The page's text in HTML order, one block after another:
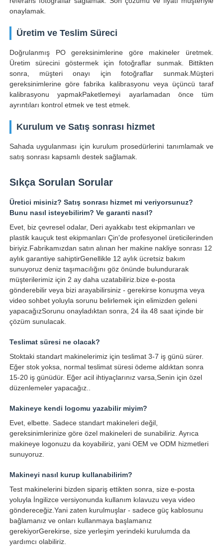
onaylamak.
Üretim ve Teslim Süreci
Doğrulanmış PO gereksinimlerine göre makineler üretmek.
Üretim sürecini göstermek için fotoğraflar sunmak. Bittikten
sonra, müşteri onayı için fotoğraflar sunmak.Müşteri
gereksinimlerine göre fabrika kalibrasyonu veya üçüncü taraf
kalibrasyonu yapmakPaketlemeyi ayarlamadan önce tüm
ayrıntıları kontrol etmek ve test etmek.
Kurulum ve Satış sonrası hizmet
Sahada uygulanması için kurulum prosedürlerini tanımlamak ve
satış sonrası kapsamlı destek sağlamak.
Sıkça Sorulan Sorular
Üretici misiniz? Satış sonrası hizmet mi veriyorsunuz?
Bunu nasıl isteyebilirim? Ve garanti nasıl?
Evet, biz çevresel odalar, Deri ayakkabı test ekipmanları ve
plastik kauçuk test ekipmanları Çin'de profesyonel üreticilerinden
biriyiz.Fabrikamızdan satın alınan her makine nakliye sonrası 12
aylık garantiye sahiptirGenellikle 12 aylık ücretsiz bakım
sunuyoruz deniz taşımacılığını göz önünde bulundurarak
müşterilerimiz için 2 ay daha uzatabiliriz.bize e-posta
gönderebilir veya bizi arayabilirsiniz - gerekirse konuşma veya
video sohbet yoluyla sorunu belirlemek için elimizden geleni
yapacağızSorunu onayladıktan sonra, 24 ila 48 saat içinde bir
çözüm sunulacak.
Teslimat süresi ne olacak?
Stoktaki standart makinelerimiz için teslimat 3-7 iş günü sürer.
Eğer stok yoksa, normal teslimat süresi ödeme aldıktan sonra
15-20 iş günüdür. Eğer acil ihtiyaçlarınız varsa,Senin için özel
düzenlemeler yapacağız..
Makineye kendi logomu yazabilir miyim?
Evet, elbette. Sadece standart makineleri değil,
gereksinimlerinize göre özel makineleri de sunabiliriz. Ayrıca
makineye logonuzu da koyabiliriz, yani OEM ve ODM hizmetleri
sunuyoruz.
Makineyi nasıl kurup kullanabilirim?
Test makinelerini bizden sipariş ettikten sonra, size e-posta
yoluyla İngilizce versiyonunda kullanım kılavuzu veya video
göndereceğiz.Yani zaten kurulmuşlar - sadece güç kablosunu
bağlamanız ve onları kullanmaya başlamanız
gerekiyorGerekirse, size yerleşim yerindeki kurulumda da
yardımcı olabiliriz.